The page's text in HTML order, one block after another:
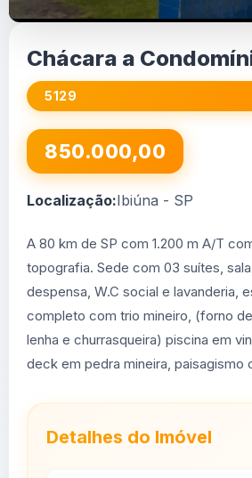
Chácara a
5129
850.000,00
Localização:Ibiúna - SP
A 80 km de SP com 1.200 m A/T
topografia. Sede com 03 suítes,
despensa, W.C social e lavanderia,
completo com trio mineiro, (forno
lenha e churrasqueira) piscina em
deck em pedra mineira, paisagismo
Detalhes do Imóvel